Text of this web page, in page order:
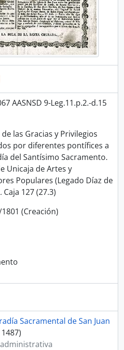
AASNSD 9-Leg.11.p.2.-d.15
las Gracias y Privilegios
por diferentes pontífices a
del Santísimo Sacramento.
Unicaja de Artes y
Populares (Legado Díaz de
Caja 127 (27.3)
(Creación)
Sacramental de San Juan